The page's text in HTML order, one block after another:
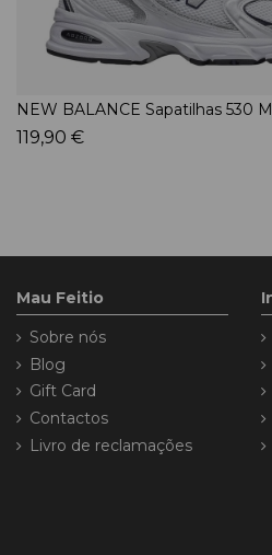
NEW BALANCE Sapatilhas 530
119,90 €
Mau Feitio
Sobre nós
Blog
Gift Card
Contactos
Livro de reclamações